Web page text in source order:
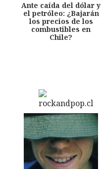
Ante caída del dólar y
el petróleo: ¿Bajarán
los precios de los
combustibles en
Chile?